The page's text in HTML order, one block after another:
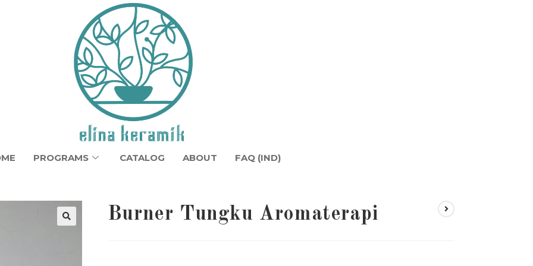
PROGRAMS CATALOG ABOUT FAQ (IND)
Burner Tungku Aromaterapi